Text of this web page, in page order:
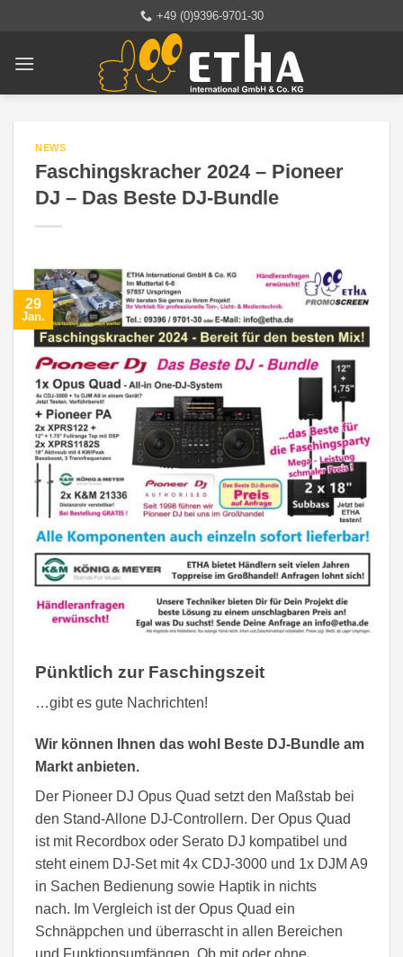
springen
+49 (0)9396-9701-30
NEWS
Faschingskracher 2024 – Pioneer
DJ – Das Beste DJ-Bundle
29
Jan.
Pünktlich zur Faschingszeit
…gibt es gute Nachrichten!
Wir können Ihnen das wohl Beste DJ-Bundle am
Markt anbieten.
Der Pioneer DJ Opus Quad setzt den Maßstab bei
den Stand-Allone DJ-Controllern. Der Opus Quad
ist mit Recordbox oder Serato DJ kompatibel und
steht einem DJ-Set mit 4x CDJ-3000 und 1x DJM A9
in Sachen Bedienung sowie Haptik in nichts
nach. Im Vergleich ist der Opus Quad ein
Schnäppchen und überrascht in allen Bereichen
und Funktionsumfängen. Ob mit oder ohne